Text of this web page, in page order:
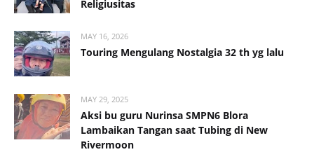
Religiusitas
MAY 16, 2026
Touring Mengulang Nostalgia 32 th yg lalu
MAY 29, 2025
Aksi bu guru Nurinsa SMPN6 Blora
Lambaikan Tangan saat Tubing di New
Rivermoon